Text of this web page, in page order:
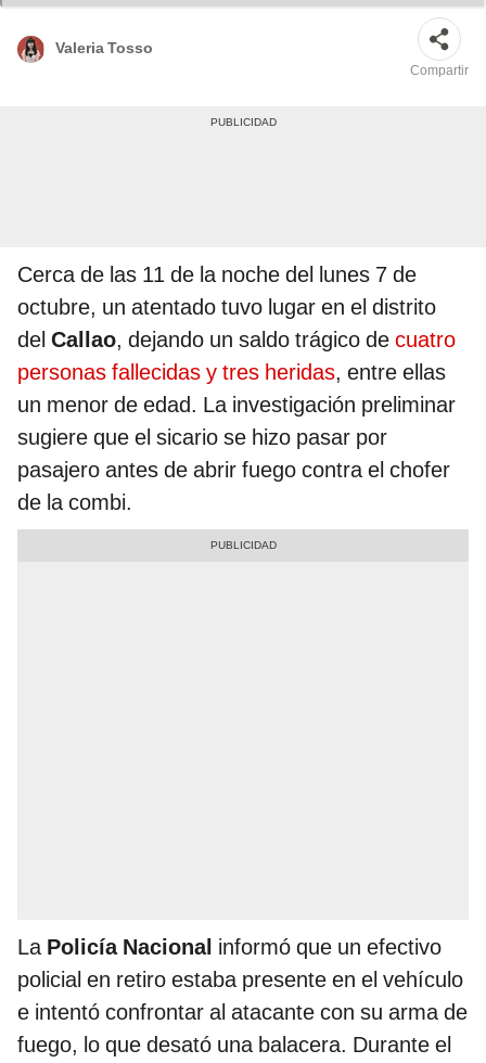
Valeria Tosso
Compartir
Cerca de las 11 de la noche del lunes 7 de
octubre, un atentado tuvo lugar en el distrito
del Callao, dejando un saldo trágico de cuatro
personas fallecidas y tres heridas, entre ellas
un menor de edad. La investigación preliminar
sugiere que el sicario se hizo pasar por
pasajero antes de abrir fuego contra el chofer
de la combi.
La Policía Nacional informó que un efectivo
policial en retiro estaba presente en el vehículo
e intentó confrontar al atacante con su arma de
fuego, lo que desató una balacera. Durante el